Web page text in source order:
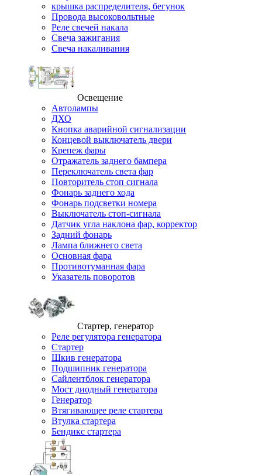
крышка распределителя, бегунок
Провода высоковольтные
Реле свечей накала
Свеча зажигания
Свеча накаливания
Освещение
Автолампы
ДХО
Кнопка аварийной сигнализации
Концевой выключатель двери
Крепеж фары
Отражатель заднего бампера
Переключатель света фар
Повторитель стоп сигнала
Фонарь заднего хода
Фонарь подсветки номера
Выключатель стоп-сигнала
Датчик угла наклона фар, корректор
Задний фонарь
Лампа ближнего света
Основная фара
Противотуманная фара
Указатель поворотов
Стартер, генератор
Реле регулятора генератора
Стартер
Шкив генератора
Подшипник генератора
Сайлентблок генератора
Мост диодный генератора
Генератор
Втягивающее реле стартера
Втулка стартера
Бендикс стартера